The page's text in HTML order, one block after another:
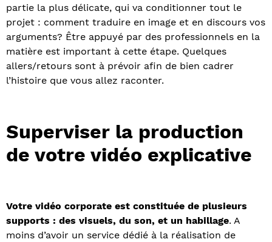
partie la plus délicate, qui va conditionner tout le
projet : comment traduire en image et en discours vos
arguments? Être appuyé par des professionnels en la
matière est important à cette étape. Quelques
allers/retours sont à prévoir afin de bien cadrer
l’histoire que vous allez raconter.
Superviser la production
de votre vidéo explicative
Votre vidéo corporate est constituée de plusieurs
supports : des visuels, du son, et un habillage. A
moins d’avoir un service dédié à la réalisation de